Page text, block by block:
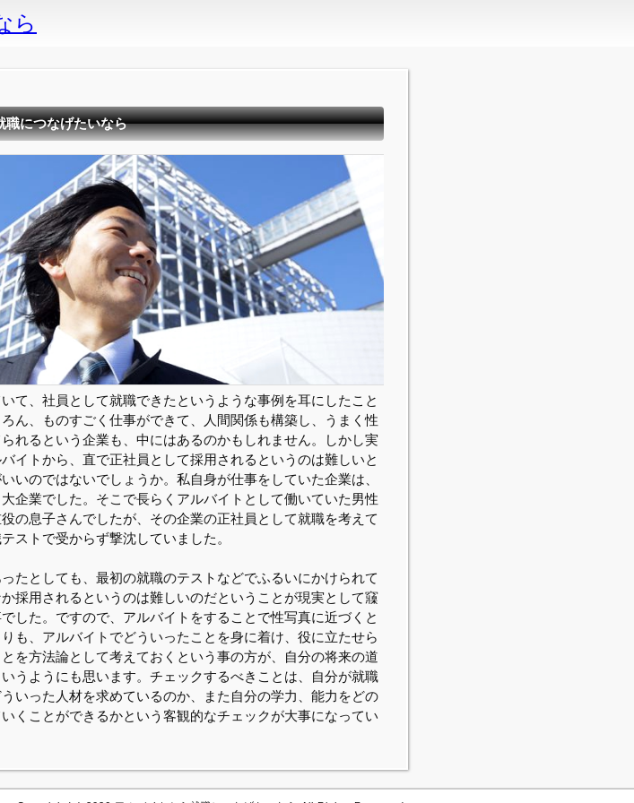
ら
職につなげたいなら
て、社員として就職できたというような事例を耳にしたこと
ん、ものすごく仕事ができて、人間関係も構築し、うまく性
れるという企業も、中にはあるのかもしれません。しかし実
イトから、直で正社員として採用されるというのは難しいと
いのではないでしょうか。私自身が仕事をしていた企業は、
企業でした。そこで長らくアルバイトとして働いていた男性
の息子さんでしたが、その企業の正社員として就職を考えて
ストで受からず撃沈していました。
たとしても、最初の就職のテストなどでふるいにかけられて
採用されるというのは難しいのだということが現実として䆿
した。ですので、アルバイトをすることで性写真に近づくと
も、アルバイトでどういったことを身に着け、役に立たせら
を方法論として考えておくという事の方が、自分の将来の道
うようにも思います。チェックするべきことは、自分が就職
いった人材を求めているのか、また自分の学力、能力をどの
くことができるかという客観的なチェックが大事になってい